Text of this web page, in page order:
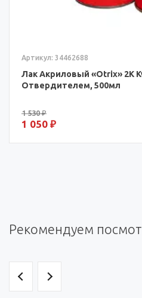
Артикул: 34462688
Лак Акриловый «Otrix» 2К
Отвердителем, 500мл
1 530 ₽
1 050 ₽
Рекомендуем